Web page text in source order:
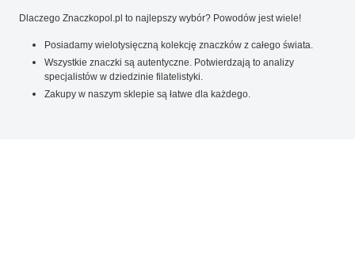
Dlaczego Znaczkopol.pl to najlepszy wybór? Powodów jest wiele!
Posiadamy wielotysięczną kolekcję znaczków z całego świata.
Wszystkie znaczki są autentyczne. Potwierdzają to analizy
specjalistów w dziedzinie filatelistyki.
Zakupy w naszym sklepie są łatwe dla każdego.